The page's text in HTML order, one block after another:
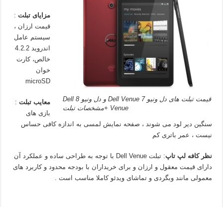
قیمت تبلت های دل ونیو 7 Dell Venue و دل ونیو 8 Dell
Venue +مشخصات تبلت
مزایای تبلت :
قیمت ارزان ،
سیستم عامل
اندروید 4.2.2
خالص، کارت
خوان
microSD
معایب تبلت :
بازی های
سنگین دیر لود می شوند ، صفحه نمایش لمسی به اندازه کافی حساس
نیست ، عمر باتری کم
نظر کافه لپ تاپ
: تبلت Dell Venue با توجه به طراحی ساده و عملکرد آن
دارای قیمت معقول و ارزان و برای خریداران با بودجه محدود و کاربرد های
معمولی مانند وبگردی و تماشای ویدئو کاملا مناسب است .